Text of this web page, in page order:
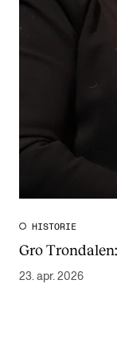
HISTORIE
Gro
23. apr. 2026